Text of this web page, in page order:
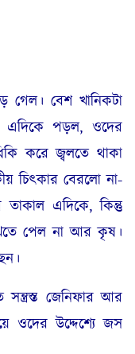
বেশ খানিকটা
এদিকে পড়ল, ওদের
করে জ্বলতে থাকা
চিৎকার বেরলো না-
তাকাল এদিকে, কিন্তু
পেল না আর কৃষ।
জেনিফার আর
ওদের উদ্দেশ্যে জস